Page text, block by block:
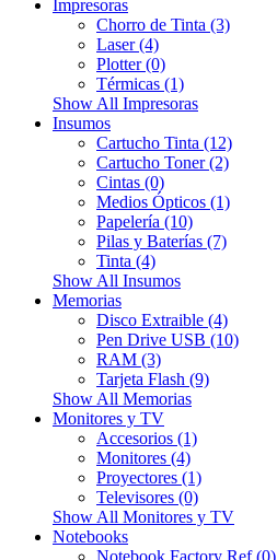
Impresoras
Chorro de Tinta (3)
Laser (4)
Plotter (0)
Térmicas (1)
Show All Impresoras
Insumos
Cartucho Tinta (12)
Cartucho Toner (2)
Cintas (0)
Medios Ópticos (1)
Papelería (10)
Pilas y Baterías (7)
Tinta (4)
Show All Insumos
Memorias
Disco Extraible (4)
Pen Drive USB (10)
RAM (3)
Tarjeta Flash (9)
Show All Memorias
Monitores y TV
Accesorios (1)
Monitores (4)
Proyectores (1)
Televisores (0)
Show All Monitores y TV
Notebooks
Notebook Factory Ref (0)